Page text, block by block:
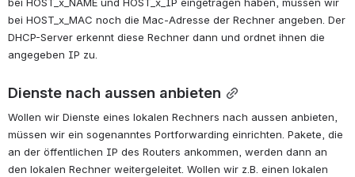
bei HOST_x_MAC noch die Mac-Adresse der Rechner angeben. Der
DHCP-Server erkennt diese Rechner dann und ordnet ihnen die
angegeben IP zu.
Dienste nach aussen anbieten
Wollen wir Dienste eines lokalen Rechners nach aussen anbieten,
müssen wir ein sogenanntes Portforwarding einrichten. Pakete, die
an der öffentlichen IP des Routers ankommen, werden dann an
den lokalen Rechner weitergeleitet. Wollen wir z.B. einen lokalen